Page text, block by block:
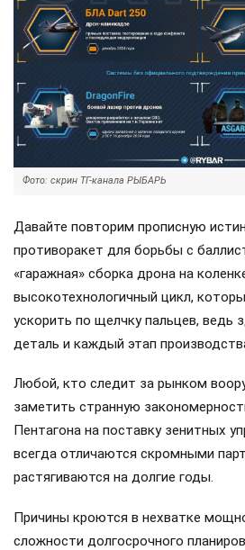
Фото: скрин ТГ-канала РЫБАРЬ
Давайте повторим прописную
противоракет для борьбы с
«гаражная» сборка дрона на
высокотехнологичный цикл,
ускорить по щелчку пальцев, ведь
деталь и каждый этап
Любой, кто следит за рынком
заметить странную
Пентагона на поставку зенитных
всегда отличаются скромными
растягиваются на долгие годы.
Причины кроются в нехватке
сложности долгосрочного